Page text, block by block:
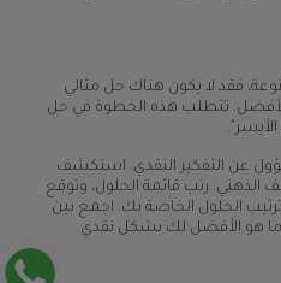
فقد لا يكون هناك حل مثالي
تتطلب هذه الخطوة في حل
عن التفكير النقدي. استكشف
الذهني. رتب قائمة الحلول، وتوقع
ترتيب الحلول الخاصة بك. اجمع بين
ما هو الأفضل لك بشكل نقدي.